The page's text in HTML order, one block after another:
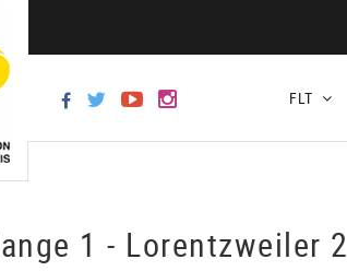
FLT
1 - Lorentzweiler 2